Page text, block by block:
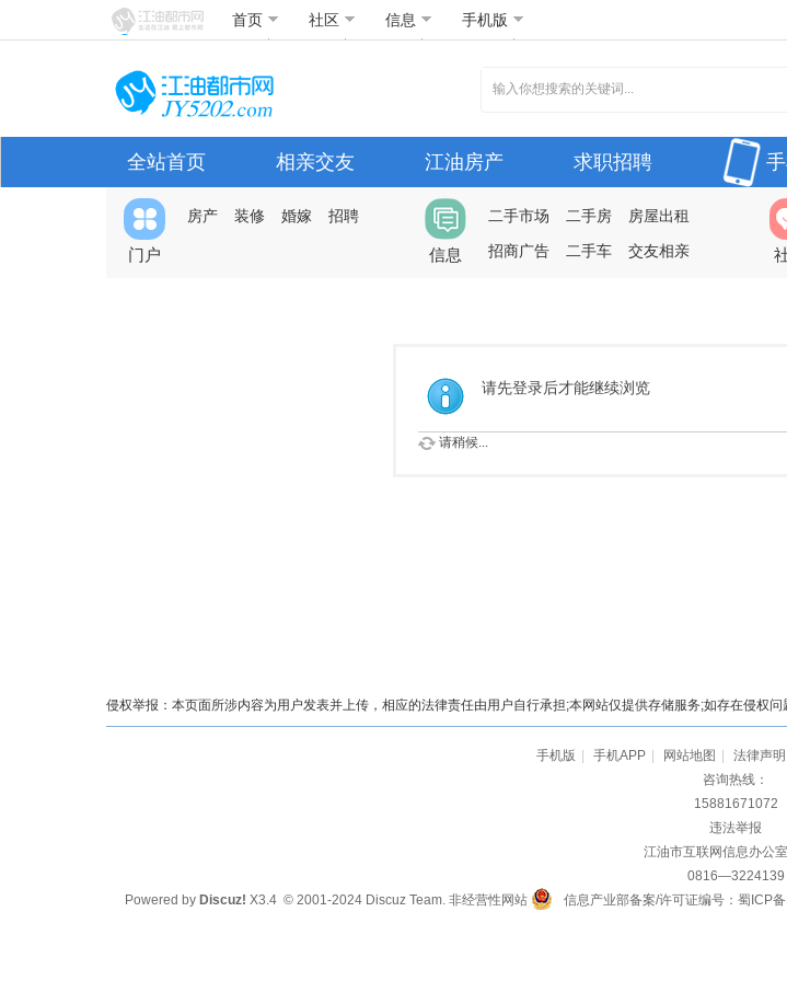
首页 社区 信息 手机版
全站首页 相亲交友 江油房产 求职招聘
门户
房产 装修 婚嫁 招聘
信息
二手市场 二手房
房屋出租
招商广告
二手车 交友相亲
请先登录后才能继续浏览
请稍候...
侵权举报：本页面所涉内容为用户发表并上传，相应的法律责任由用户自行承担;本网站仅提供存储服务;如存在侵权
手机版 手机APP 网站地图 法律声明
咨询热线：
15881671072
违法举报
江油市互联网信息办公室
0816—3224139
Powered by Discuz! X3.4© 2001-2024 Discuz Team.非经营性网站 信息产业部备案/许可证编号：蜀ICP